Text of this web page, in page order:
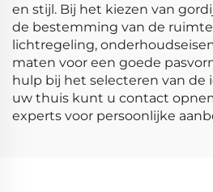
en stijl. Bij het kiezen van
de bestemming van de
lichtregeling,
maten voor een goede
hulp bij het selecteren van de
uw thuis kunt u contact
experts voor persoonlijke